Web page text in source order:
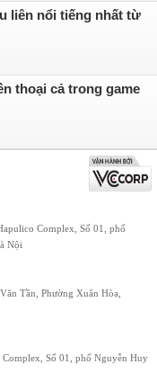
liên nổi tiếng nhất từ
thoại cả trong game
Complex, Số 01, phố
Nội
Tần, Phường Xuân Hòa,
Số 01, phố Nguyễn Huy